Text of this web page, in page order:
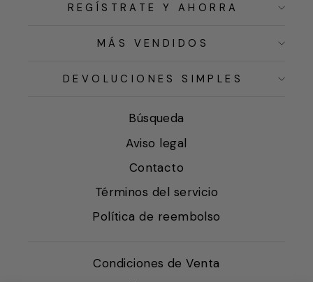
REGÍSTRATE Y AHORRA
MÁS VENDIDOS
DEVOLUCIONES SIMPLES
Búsqueda
Aviso legal
Contacto
Términos del servicio
Política de reembolso
Condiciones de Venta